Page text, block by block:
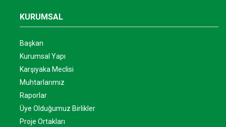
KURUMSAL
Başkan
Kurumsal Yapı
Karşıyaka Meclisi
Muhtarlarımız
Raporlar
Üye Olduğumuz Birlikler
Proje Ortakları